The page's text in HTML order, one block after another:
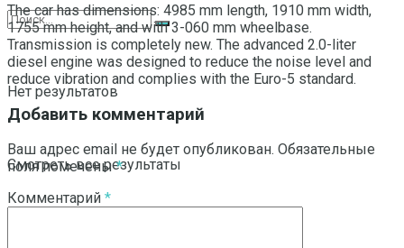
Нет результатов
Смотреть все результаты
The car has dimensions: 4985 mm length, 1910 mm width,
1755 mm height, and with 3-060 mm wheelbase.
Transmission is completely new. The advanced 2.0-liter
diesel engine was designed to reduce the noise level and
reduce vibration and complies with the Euro-5 standard.
Добавить комментарий
Ваш адрес email не будет опубликован. Обязательные
поля помечены*
Комментарий *